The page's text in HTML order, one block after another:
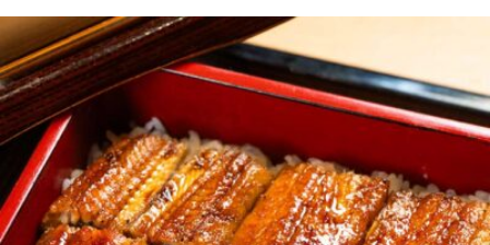
있어서 영업 시작 전부터 긴 줄이 생깁니다. 『쿠로게 와규의 로스
트 비프 돈(덮밥) 테이쇼쿠(정식)（Kuroge Wagyu Roast Beef
Don Set)(M)』 １,９８０엔（세금 포함） 원래, 영국에서 시작
된 요리인 로스트 비프. 일본의 덮밥 요리와 융합하여 탄생한 것이
『로스트 비프 돈(덮밥)（Roast beef rice bowl）』이었습니다.
『로스트 비프 오노（Roast Beef Ohno）』는『로스트 비프 돈
(덮밥)（Roast beef rice bowl）』을 제공하는 가게가 아직 많지
않았던 시대에 전문점으로 오픈했습니다. 이제는 『로스트 비프
돈(덮밥)（Roast beef rice bowl）』을 맛보기 위해 해외에서도 손
님이 찾아오는 인기 있는 가게가 되었습니다. 『로스트 비프 오노
아키하바라점（Roast Beef Ohno Akihabara）』내부 두 종류의